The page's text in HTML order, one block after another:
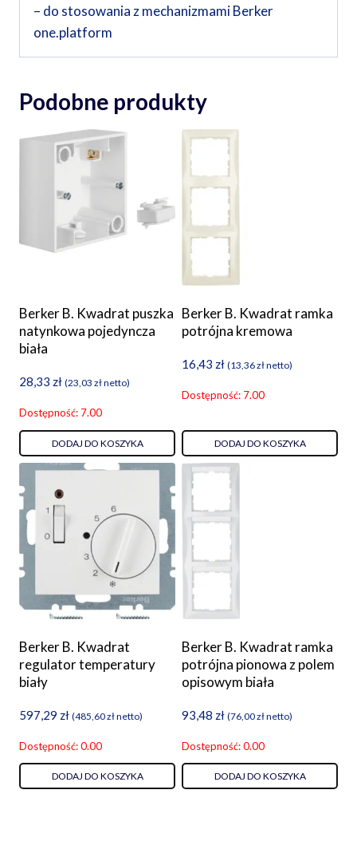
– do stosowania z mechanizmami Berker
one.platform
Podobne produkty
Berker B. Kwadrat puszka
natynkowa pojedyncza
biała
28,33 zł (23,03 złnetto)
Dostępność: 7.00
DODAJ DO KOSZYKA
Berker B. Kwadrat ramka
potrójna kremowa
16,43 zł (13,36złnetto)
Dostępność: 7.00
DODAJ DO KOSZYKA
Berker B. Kwadrat
regulator temperatury
biały
597,29 zł (485,60złnetto)
Dostępność: 0.00
DODAJ DO KOSZYKA
Berker B. Kwadrat ramka
potrójna pionowa z polem
opisowym biała
93,48 zł (76,00złnetto)
Dostępność: 0.00
DODAJ DO KOSZYKA